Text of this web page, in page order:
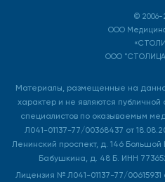
© 2006-
ООО
ООО "СТОЛИЦА
Материалы, размещенные на
характер и не являются публичной
специалистов по оказываемым
Л041-01137-77/00368437 от
Ленинский проспект, д. 146 Большой
Бабушкина, д. 48 Б. ИНН
Лицензия № Л041-01137-77/00615931